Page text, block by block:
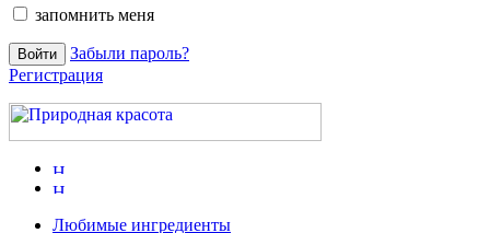
запомнить меня
Забыли пароль?
Регистрация
Любимые ингредиенты